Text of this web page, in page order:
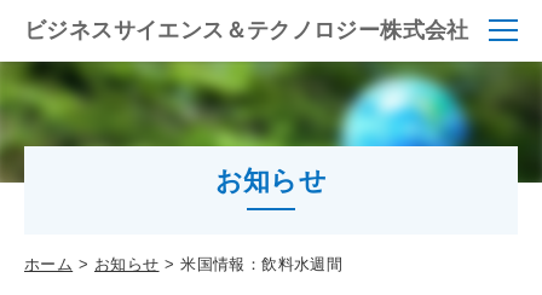
ビジネスサイエンス＆テクノロジー株式会社
お知らせ
ホーム お知らせ 米国情報：飲料水週間